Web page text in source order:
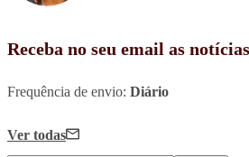
Receba no seu email as
Frequência de envio: Diário
Ver todas